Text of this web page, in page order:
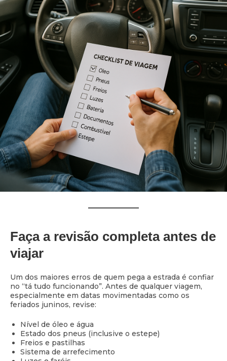
Faça a revisão completa antes de
viajar
Um dos maiores erros de quem pega a estrada é confiar
no “tá tudo funcionando”. Antes de qualquer viagem,
especialmente em datas movimentadas como os
feriados juninos, revise:
Nível de óleo e água
Estado dos pneus (inclusive o estepe)
Freios e pastilhas
Sistema de arrefecimento